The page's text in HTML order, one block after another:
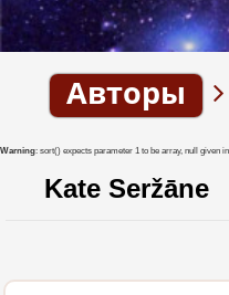
Авторы
Warning: sort() expects parameter 1 to be array, null given in
Kate Seržāne